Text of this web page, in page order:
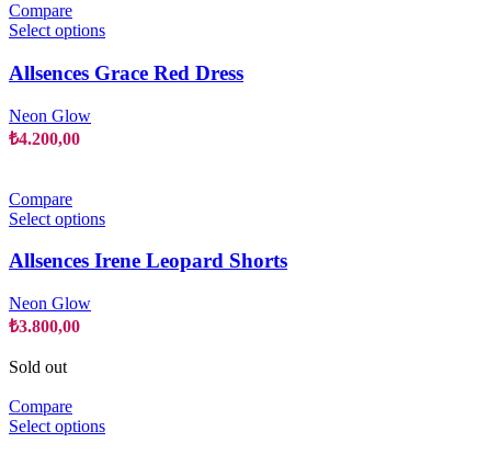
on
product
Compare
Select optionsThis
has
multiple
on
product
Allsences Grace Red Dress
Neon Glow
₺4.200,00
Compare
Select optionsThis
has
the
Allsences Irene Leopard Shorts
Neon Glow
₺3.800,00
Sold out
Compare
Select optionsThis